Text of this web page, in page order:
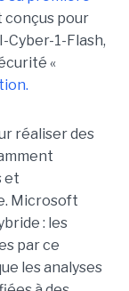
conçus pour
Cyber-1-Flash,
«
réaliser des
et
Microsoft
: les
par ce
les analyses